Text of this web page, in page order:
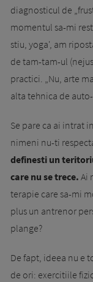
diagnosticul de
momentul sa-mi
stiu, yoga', am
de tam-tam-ul
practici. „Nu, arte
alta tehnica de
Se pare ca ai intrat
nimeni nu-ti
definesti un
care nu se trece. Ai
terapie care sa-mi
plus un antrenor
plange?
De fapt, ideea nu e
de ori: exercitiile